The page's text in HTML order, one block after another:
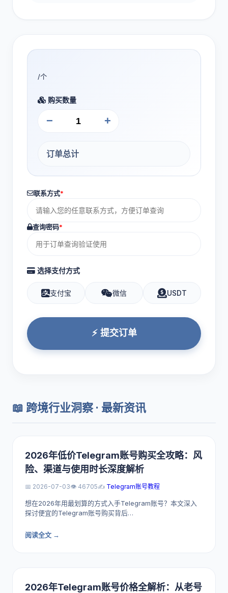
/个
购买数量
− +
订单总计
联系方式*
查询密码*
选择支付方式
支付宝 微信 USDT
⚡ 提交订单
📖 跨境行业洞察 · 最新资讯
2026年低价Telegram账号购买全攻略：风
险、渠道与使用时长深度解析
📅 2026-07-03👁️ 46705✍️ Telegram账号教程
想在2026年用最划算的方式入手Telegram账号？本文深入
探讨便宜的Telegram账号购买背后…
阅读全文 →
2026年Telegram账号价格全解析：从老号